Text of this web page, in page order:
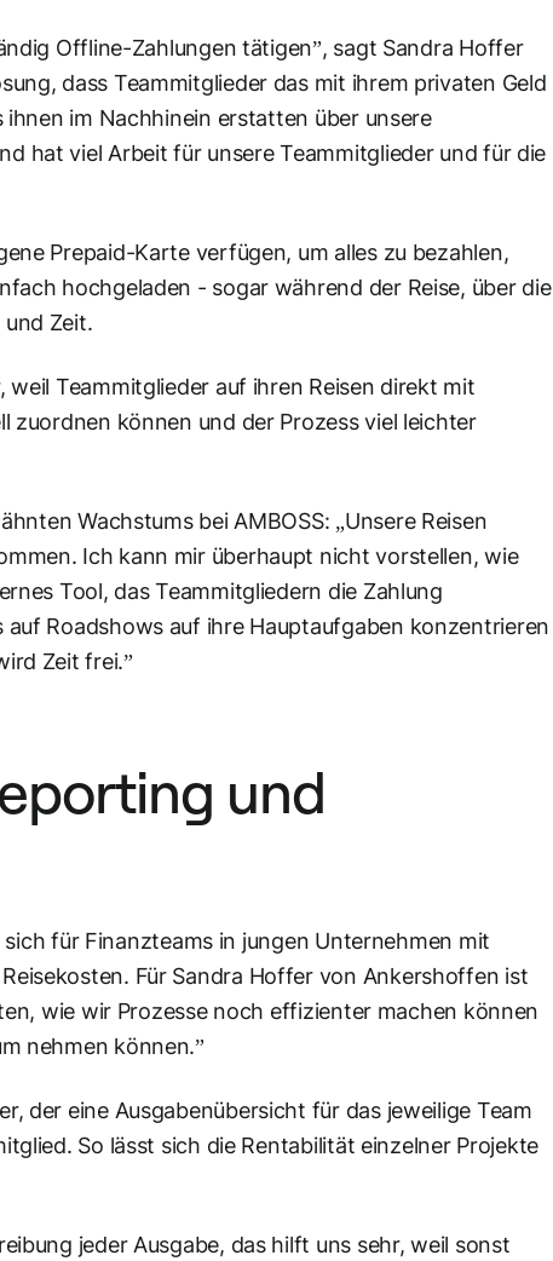
Offline-Zahlungen tätigen”, sagt Sandra Hoffer
dass Teammitglieder das mit ihrem privaten Geld
im Nachhinein erstatten über unsere
hat viel Arbeit für unsere Teammitglieder und für die
Prepaid-Karte verfügen, um alles zu bezahlen,
hochgeladen - sogar während der Reise, über die
Zeit.
Teammitglieder auf ihren Reisen direkt mit
zuordnen können und der Prozess viel leichter
Wachstums bei AMBOSS: „Unsere Reisen
Ich kann mir überhaupt nicht vorstellen, wie
Tool, das Teammitgliedern die Zahlung
Roadshows auf ihre Hauptaufgaben konzentrieren
Zeit frei.”
und
für Finanzteams in jungen Unternehmen mit
Für Sandra Hoffer von Ankershoffen ist
wie wir Prozesse noch effizienter machen können
nehmen können.”
der eine Ausgabenübersicht für das jeweilige Team
So lässt sich die Rentabilität einzelner Projekte
jeder Ausgabe, das hilft uns sehr, weil sonst